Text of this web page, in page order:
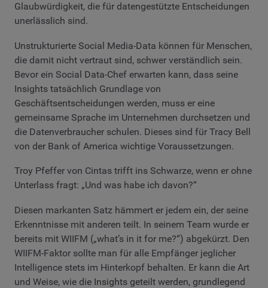
Glaubwürdigkeit, die für datengestützte Entscheidungen
unerlässlich sind.
Unstrukturierte Social Media-Data können für Menschen,
die damit nicht vertraut sind, schwer verständlich sein.
Bevor ein Social Data-Chef erwarten kann, dass seine
Insights tatsächlich Grundlage von
Geschäftsentscheidungen werden, muss er eine
gemeinsame Sprache im Unternehmen durchsetzen und
die Datenverbraucher schulen. Dieses sind für Tracy Bell
von der Bank of America wichtige Voraussetzungen.
Troy Pfeffer von Cintas trifft ins Schwarze, wenn er ohne
Unterlass fragt: „Und was habe ich davon?“
Diesen markanten Satz hämmert er jedem ein, der seine
Erkenntnisse mit anderen teilt. In seinem Team wurde er
bereits mit WIIFM („what’s in it for me?“) abgekürzt. Den
WIIFM-Faktor sollte man für alle Empfänger jeglicher
Intelligence stets im Hinterkopf behalten. Er kann die Art
und Weise, wie die Insights geteilt werden, grundlegend